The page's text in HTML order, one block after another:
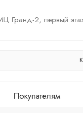
Гранд-2, первый
Покупателям